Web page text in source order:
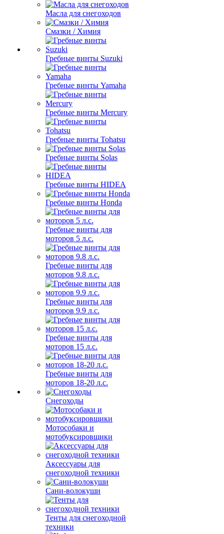
Масла для снегоходов
Смазки / Химия
Гребные винты Suzuki
Гребные винты Yamaha
Гребные винты Mercury
Гребные винты Tohatsu
Гребные винты Solas
Гребные винты HIDEA
Гребные винты Honda
Гребные винты для
моторов 5 л.с.
Гребные винты для
моторов 9.8 л.с.
Гребные винты для
моторов 9.9 л.с.
Гребные винты для
моторов 15 л.с.
Гребные винты для
моторов 18-20 л.с.
Снегоходы
Мотособаки и
мотобуксировщики
Аксессуары для
снегоходной техники
Сани-волокуши
Тенты для снегоходной
техники